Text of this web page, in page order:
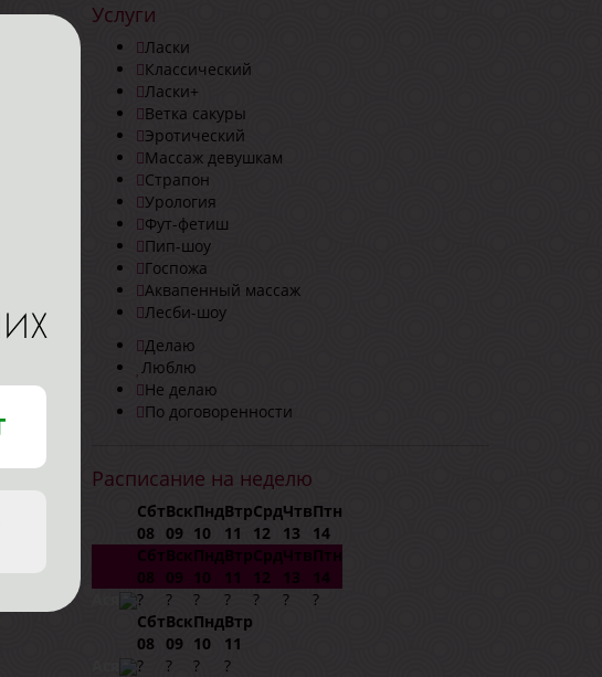
Услуги
Ласки
Классический
Ласки+
Ветка сакуры
Эротический
Массаж девушкам
Страпон
Урология
Фут-фетиш
Пип-шоу
Госпожа
Аквапенный массаж
Лесби-шоу
Делаю
Люблю
Не делаю
По договоренности
Расписание на неделю
Сбт
08
Вск
09
Пнд
10
Втр
11
Срд
12
Чтв
13
Птн
14
Сбт
08
Вск
09
Пнд
10
Втр
11
Срд
12
Чтв
13
Птн
14
? ? ? ? ? ?
?
Сбт
08
Вск
09
Пнд
10
Втр
11
? ? ? ?